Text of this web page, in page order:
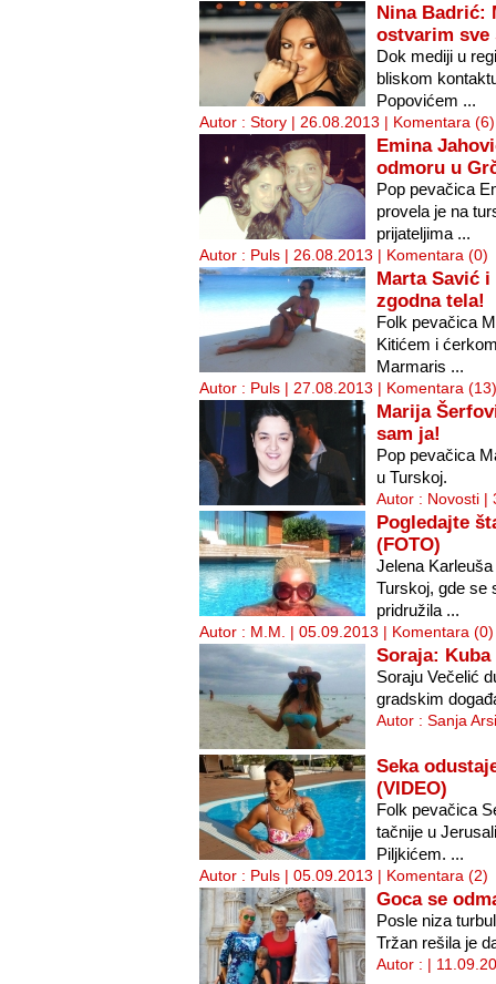
Nina Badrić:
ostvarim
Dok mediji u
bliskom
Popovićem ...
Autor : Story | 26.08.2013 | Komentara (6)
Emina
odmoru u
Pop pevačica
provela je na
prijateljima ...
Autor : Puls | 26.08.2013 | Komentara (0)
Marta Savić
zgodna tela!
Folk pevačica
Kitićem i
Marmaris ...
Autor : Puls | 27.08.2013 | Komentara (13)
Marija
sam ja!
Pop pevačica
u Turskoj.
Autor : Novosti |
Pogledajte
(FOTO)
Jelena
Turskoj, gde se
pridružila ...
Autor : M.M. | 05.09.2013 | Komentara (0)
Soraja:
Soraju Večelić
gradskim
Autor : Sanja
Seka
(VIDEO)
Folk pevačica
tačnije u
Piljkićem. ...
Autor : Puls | 05.09.2013 | Komentara (2)
Goca se
Posle niza
Tržan rešila je
Autor : |